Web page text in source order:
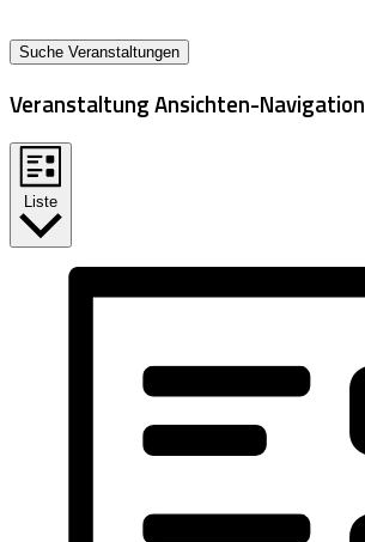
Suche Veranstaltungen
Veranstaltung Ansichten-Navigation
Liste